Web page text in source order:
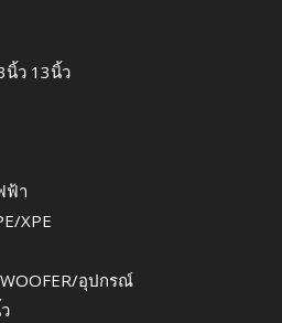
นิ้ว 13นิ้ว
ฟ้า
XPE
อุปกรณ์